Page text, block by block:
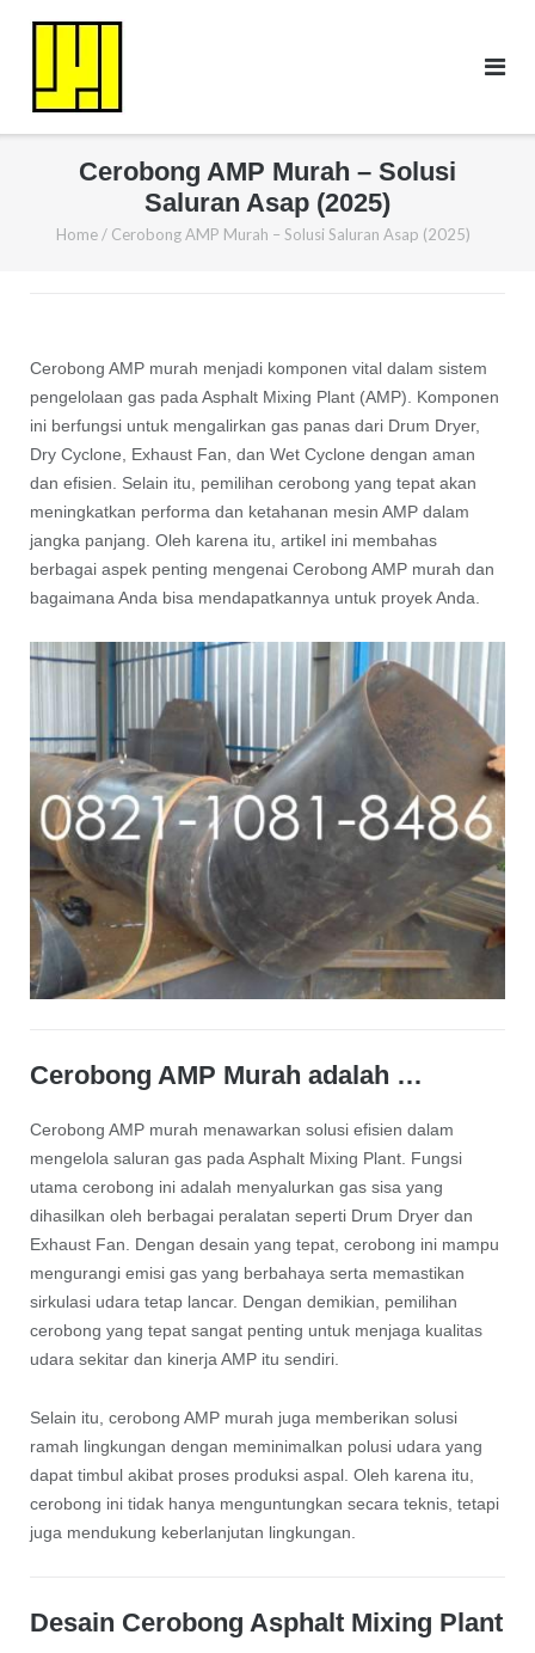
Cerobong AMP Murah – Solusi
Saluran Asap (2025)
Home / Cerobong AMP Murah – Solusi Saluran Asap (2025)
Cerobong AMP murah menjadi komponen vital dalam sistem
pengelolaan gas pada Asphalt Mixing Plant (AMP). Komponen
ini berfungsi untuk mengalirkan gas panas dari Drum Dryer,
Dry Cyclone, Exhaust Fan, dan Wet Cyclone dengan aman
dan efisien. Selain itu, pemilihan cerobong yang tepat akan
meningkatkan performa dan ketahanan mesin AMP dalam
jangka panjang. Oleh karena itu, artikel ini membahas
berbagai aspek penting mengenai Cerobong AMP murah dan
bagaimana Anda bisa mendapatkannya untuk proyek Anda.
Cerobong AMP Murah adalah …
Cerobong AMP murah menawarkan solusi efisien dalam
mengelola saluran gas pada Asphalt Mixing Plant. Fungsi
utama cerobong ini adalah menyalurkan gas sisa yang
dihasilkan oleh berbagai peralatan seperti Drum Dryer dan
Exhaust Fan. Dengan desain yang tepat, cerobong ini mampu
mengurangi emisi gas yang berbahaya serta memastikan
sirkulasi udara tetap lancar. Dengan demikian, pemilihan
cerobong yang tepat sangat penting untuk menjaga kualitas
udara sekitar dan kinerja AMP itu sendiri.
Selain itu, cerobong AMP murah juga memberikan solusi
ramah lingkungan dengan meminimalkan polusi udara yang
dapat timbul akibat proses produksi aspal. Oleh karena itu,
cerobong ini tidak hanya menguntungkan secara teknis, tetapi
juga mendukung keberlanjutan lingkungan.
Desain Cerobong Asphalt Mixing Plant